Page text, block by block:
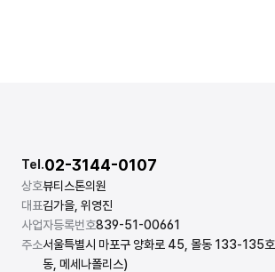
상호뷰티스톤의원
대표김가을, 위영진
사업자등록번호839-51-00661
주소서울특별시 마포구 양화로 45, 몰동 133-135
동, 메세나폴리스)
Tel.02-3144-0107